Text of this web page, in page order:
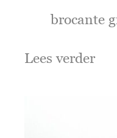
brocante
Lees verder